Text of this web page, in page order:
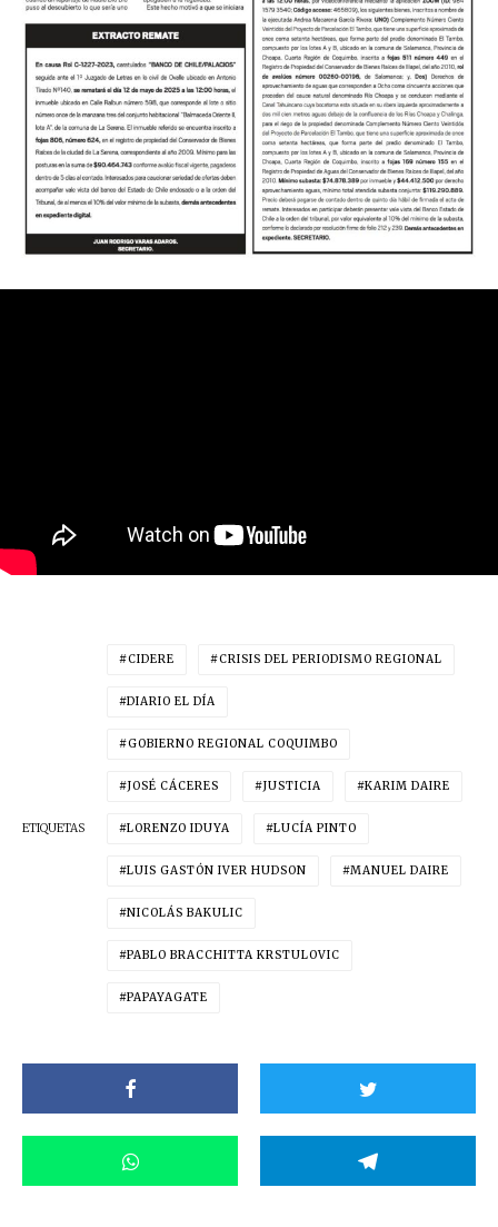
ETIQUETAS
CIDERE CRISIS DEL PERIODISMO REGIONAL
DIARIO EL DÍA
GOBIERNO REGIONAL COQUIMBO
JOSÉ CÁCERES JUSTICIA KARIM DAIRE
LORENZO IDUYA LUCÍA PINTO
LUIS GASTÓN IVER HUDSON MANUEL DAIRE
NICOLÁS BAKULIC
PABLO BRACCHITTA KRSTULOVIC
PAPAYAGATE